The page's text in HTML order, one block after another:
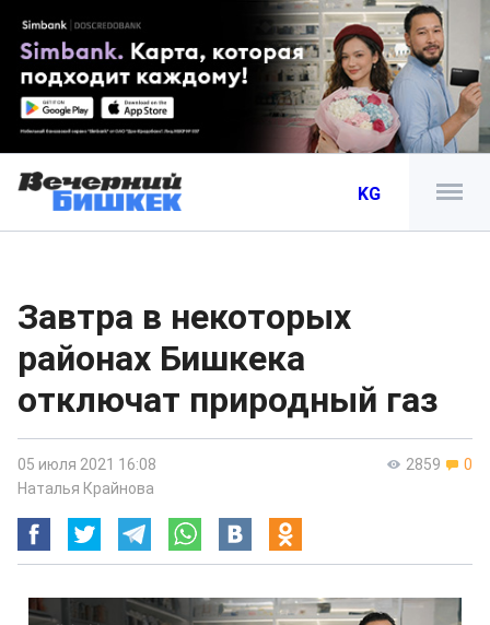
KG
Завтра в некоторых
районах Бишкека
отключат природный газ
2859 0
05 июля 2021 16:08
Наталья Крайнова